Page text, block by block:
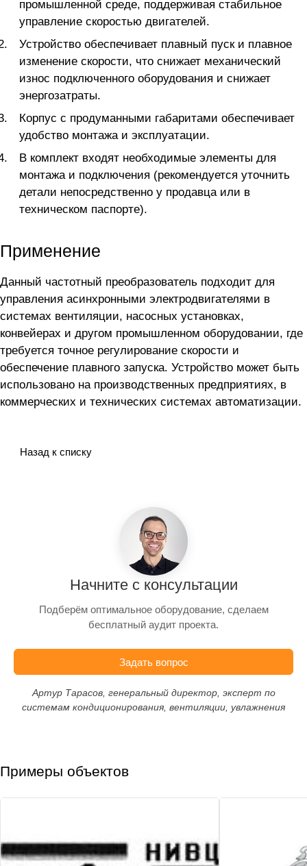
промышленной среде, поддерживая стабильное
управление скоростью двигателей.
Устройство обеспечивает плавный пуск и плавное
изменение скорости, что снижает механический
износ подключенного оборудования и снижает
энергозатраты.
Корпус с продуманными габаритами обеспечивает
удобство монтажа и эксплуатации.
В комплект входят необходимые элементы для
монтажа и подключения (рекомендуется уточнить
детали непосредственно у продавца или в
техническом паспорте).
Применение
Данный частотный преобразователь подходит для
управления асинхронными электродвигателями в
системах вентиляции, насосных установках,
конвейерах и другом промышленном оборудовании, где
требуется точное регулирование скорости и
обеспечение плавного запуска. Устройство может быть
использовано на производственных предприятиях, в
коммерческих и технических системах автоматизации.
Назад к списку
Начните с консультации
Подберём оптимальное оборудование, сделаем
бесплатный аудит проекта.
Задать вопрос
Артур Тарасов, генеральный директор, эксперт по
системам кондиционирования, вентиляции, увлажнения
Примеры объектов